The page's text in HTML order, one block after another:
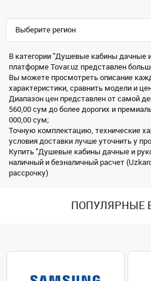
Выберите регион
В категории "Душевые кабины дачные
платформе Tovar.uz представлен
Вы можете просмотреть описание
характеристики, сравнить модели и
Диапазон цен представлен от самой
560,00 сум до более дорогих и
000,00 сум;
Точную комплектацию, технические
условия доставки лучше уточнить у
Купить "Душевые кабины дачные и
наличный и безналичный расчет
рассрочку)
ПОПУЛЯРНЫЕ